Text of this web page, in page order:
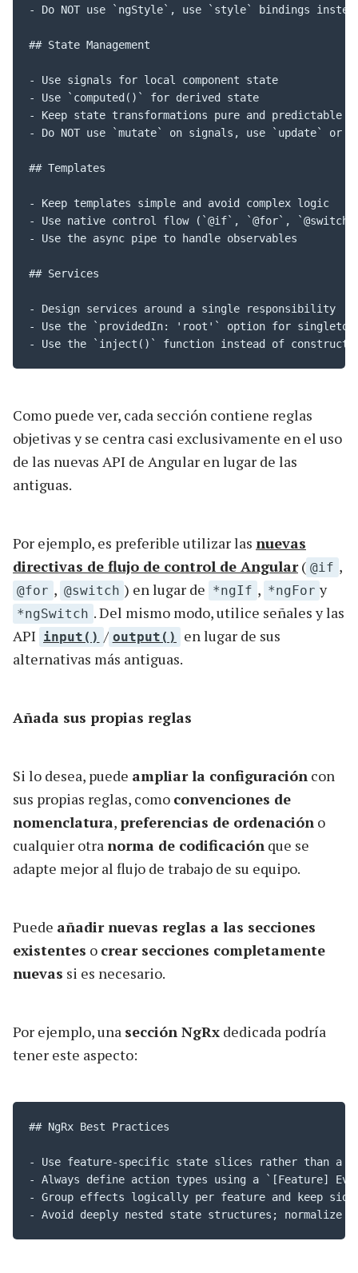
- Do NOT use `ngStyle`, use `style` bindings
## State Management
- Use signals for local component state
- Use `computed()` for derived state
- Keep state transformations pure and predictable
- Do NOT use `mutate` on signals, use `update` or
## Templates
- Keep templates simple and avoid complex logic
- Use native control flow (`@if`, `@for`,
- Use the async pipe to handle observables
## Services
- Design services around a single responsibility
- Use the `providedIn: 'root'` option for singleton
- Use the `inject()` function instead of
Como puede ver, cada sección contiene reglas
objetivas y se centra casi exclusivamente en el uso
de las nuevas API de Angular en lugar de las
antiguas.
Por ejemplo, es preferible utilizar las nuevas
directivas de flujo de control de Angular( @if ,
@for , @switch ) en lugar de *ngIf , *ngFor y
*ngSwitch . Del mismo modo, utilice señales y las
API input() / output()
en lugar de sus
alternativas más antiguas.
Añada sus propias reglas
Si lo desea, puede ampliar la configuración con
sus propias reglas, como convenciones de
nomenclatura, preferencias de ordenación o
cualquier otranorma de codificación que se
adapte mejor al flujo de trabajo de su equipo.
Puede añadir nuevas reglas a las secciones
existentes o crear secciones completamente
nuevas si es necesario.
Por ejemplo, una sección NgRx dedicada podría
tener este aspecto:
## NgRx Best Practices
- Use feature-specific state slices rather than a
- Always define action types using a `[Feature]
- Group effects logically per feature and keep
- Avoid deeply nested state structures; normalize